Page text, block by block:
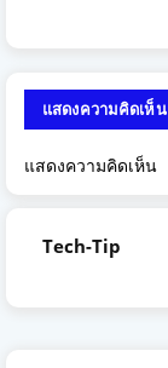
แสดงความคิดเห็น
แสดงความคิดเห็น
Tech-Tip